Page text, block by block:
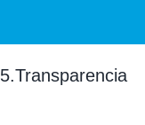
5.Transparencia